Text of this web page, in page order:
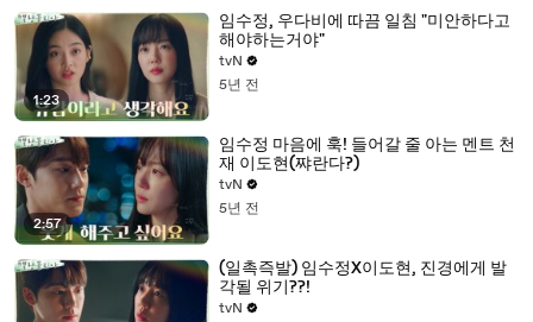
1:23
임수정, 우다비에 따끔 일침 "미안하다고
해야하는거야"
tvN
5년 전
2:57
임수정 마음에 훅! 들어갈 줄 아는 멘트 천
재 이도현(쨔란다?)
tvN
5년 전
(일촉즉발) 임수정X이도현, 진경에게 발
각될 위기??!
tvN